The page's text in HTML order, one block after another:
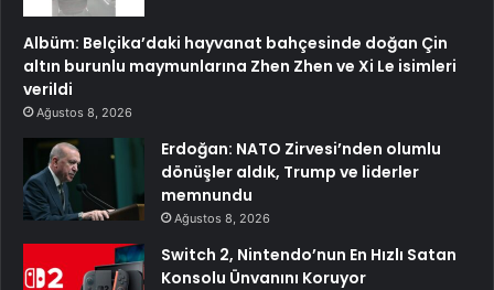
Albüm: Belçika’daki hayvanat bahçesinde doğan Çin
altın burunlu maymunlarına Zhen Zhen ve Xi Le isimleri
verildi
Ağustos 8, 2026
Erdoğan: NATO Zirvesi’nden olumlu
dönüşler aldık, Trump ve liderler
memnundu
Ağustos 8, 2026
Switch 2, Nintendo’nun En Hızlı Satan
Konsolu Ünvanını Koruyor